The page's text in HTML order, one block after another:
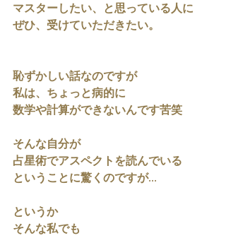
マスターしたい、と思っている人に
ぜひ、受けていただきたい。
恥ずかしい話なのですが
私は、ちょっと病的に
数学や計算ができないんです苦笑
そんな自分が
占星術でアスペクトを読んでいる
ということに驚くのですが...
というか
そんな私でも